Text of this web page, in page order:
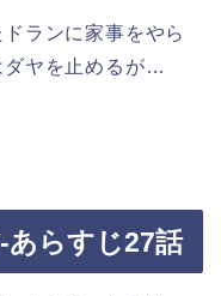
ランに家事をやら
ダヤを止めるが…
あらすじ27話